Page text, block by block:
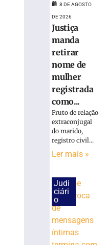
agosto
mais
Brusque
anuncia
contratação
zagueiro
João
Série
agosto
8 DE AGOSTO
DE 2026
Justiça
manda
retirar
nome de
mulher
registrada
como...
Fruto de relação
extraconjugal
do marido,
registro civil...
Ler mais »
Judi
ciári
o